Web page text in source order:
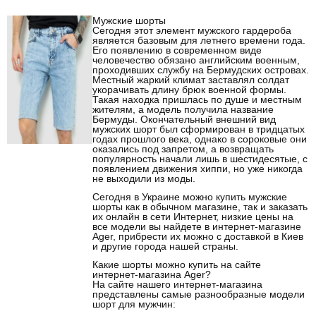
Мужские шорты
Сегодня этот элемент мужского гардероба
является базовым для летнего времени года.
Его появлению в современном виде
человечество обязано английским военным,
проходивших службу на Бермудских островах.
Местный жаркий климат заставлял солдат
укорачивать длину брюк военной формы.
Такая находка пришлась по душе и местным
жителям, а модель получила название
Бермуды. Окончательный внешний вид
мужских шорт был сформирован в тридцатых
годах прошлого века, однако в сороковые они
оказались под запретом, а возвращать
популярность начали лишь в шестидесятые, с
появлением движения хиппи, но уже никогда
не выходили из моды.
Сегодня в Украине можно купить мужские
шорты как в обычном магазине, так и заказать
их онлайн в сети Интернет, низкие цены на
все модели вы найдете в интернет-магазине
Ager, прибрести их можно с доставкой в Киев
и другие города нашей страны.
Какие шорты можно купить на сайте
интернет-магазина Ager?
На сайте нашего интернет-магазина
представлены самые разнообразные модели
шорт для мужчин: